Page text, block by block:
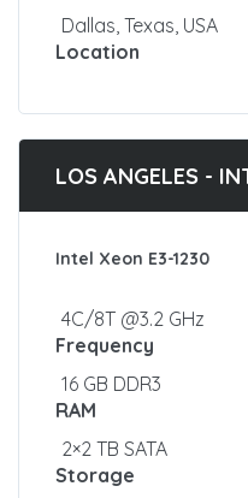
Dallas, Texas, USA
Location
LOS ANGELES -
Intel Xeon E3-1230
4C/8T @3.2 GHz
Frequency
16 GB DDR3
RAM
2×2 TB SATA
Storage